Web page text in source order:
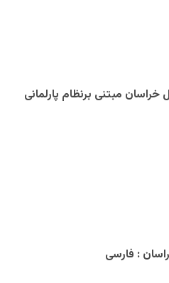
مبتنی برنظام پارلمانی
: فارسی